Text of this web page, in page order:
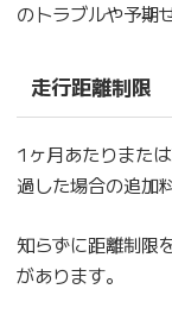
のトラブルや予期
走行距離制限
1ヶ月あたりまた
過した場合の追加
知らずに距離制限
があります。